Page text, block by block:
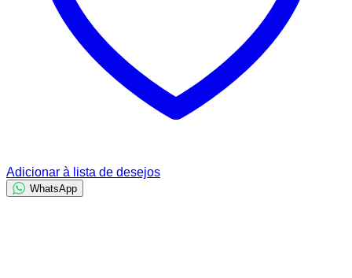
Adicionar à lista de desejos
WhatsApp